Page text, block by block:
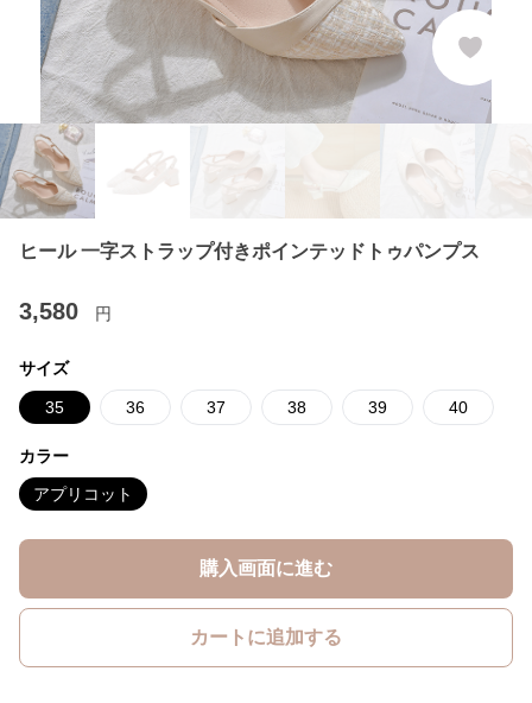
ヒール 一字ストラップ付きポインテッドトゥパンプス
3,580 円
サイズ
35 36 37 38 39 40
カラー
アプリコット
購入画面に進む
カートに追加する